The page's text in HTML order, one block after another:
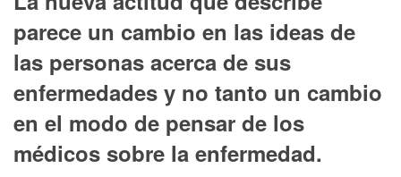
parece un cambio en las ideas de
las personas acerca de sus
enfermedades y no tanto un cambio
en el modo de pensar de los
médicos sobre la enfermedad.